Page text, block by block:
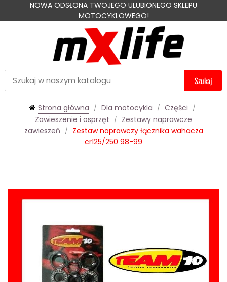
NOWA ODSŁONA TWOJEGO ULUBIONEGO SKLEPU
MOTOCYKLOWEGO!
Szukaj
Strona główna Dla motocykla
Części
Zawieszenie i osprzęt
Zestawy naprawcze
zawieszeń
Zestaw naprawczy łącznika wahacza
cr125/250 98-99